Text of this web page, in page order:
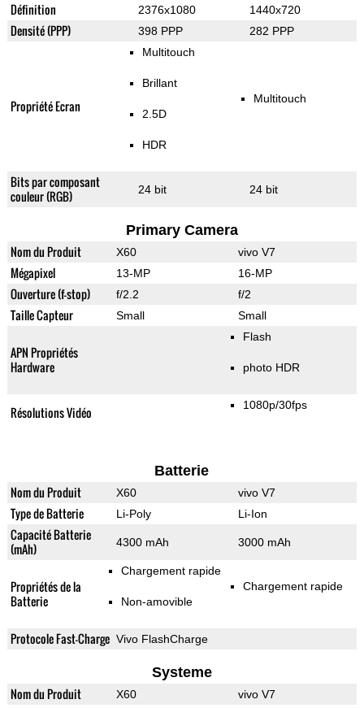
Définition 2376x1080 1440x720
Densité (PPP) 398 PPP 282 PPP
Propriété Ecran
Multitouch
Brillant
2.5D
HDR
Multitouch
Bits par composant
couleur (RGB)
24 bit 24 bit
Primary Camera
Nom du Produit X60 vivo V7
Mégapixel 13-MP 16-MP
Ouverture (f-stop) f/2.2 f/2
Taille Capteur Small Small
APN Propriétés
Hardware
Flash
photo HDR
Résolutions Vidéo 1080p/30fps
Batterie
Nom du Produit X60 vivo V7
Type de Batterie Li-Poly Li-Ion
Capacité Batterie
(mAh)
4300 mAh 3000 mAh
Propriétés de la
Batterie
Chargement rapide
Non-amovible
Chargement rapide
Protocole Fast-Charge Vivo FlashCharge
Systeme
Nom du Produit X60 vivo V7